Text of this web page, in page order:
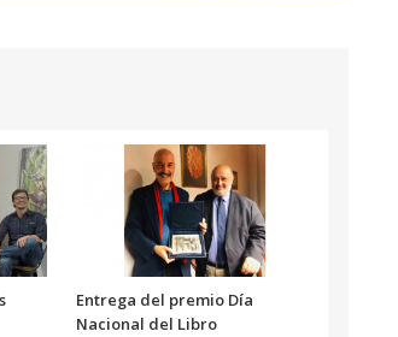
Entrega del premio Día
Nacional del Libro